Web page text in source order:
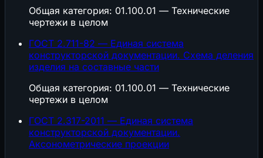
Общая категория: 01.100.01 — Технические
чертежи в целом
ГОСТ 2.711-82 — Единая система
конструкторской документации. Схема деления
изделия на составные части
Общая категория: 01.100.01 — Технические
чертежи в целом
ГОСТ 2.317-2011 — Единая система
конструкторской документации.
Аксонометрические проекции